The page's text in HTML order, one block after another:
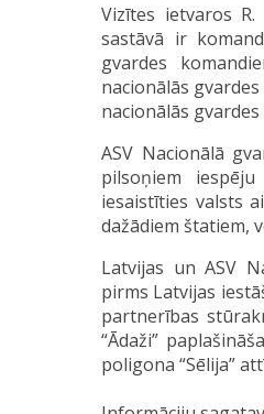
Vizītes ietvaros
sastāvā ir
gvardes
nacionālās
nacionālās
ASV Nacionālā
pilsoņiem
iesaistīties valsts
dažādiem štatiem,
Latvijas un ASV
pirms Latvijas
partnerības
“Ādaži”
poligona “Sēlija”